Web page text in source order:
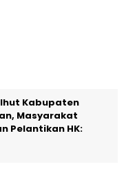
Kabupaten
Masyarakat
Pelantikan HK: